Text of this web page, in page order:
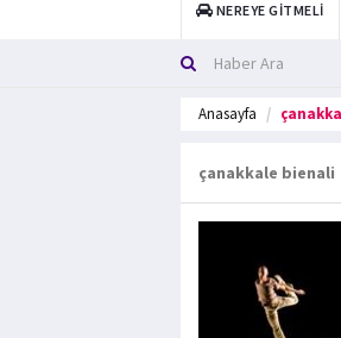
NEREYE GITMELI
Anasayfa
çanakkale bienali